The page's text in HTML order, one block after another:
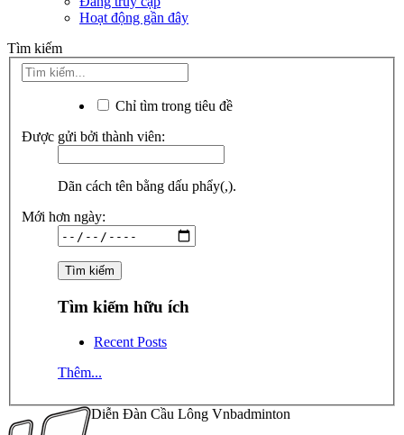
Hoạt động gần đây
Tìm kiếm
Chỉ tìm trong tiêu đề
Được gửi bởi thành viên:
Dãn cách tên bằng dấu phẩy(,).
Mới hơn ngày:
Tìm kiếm hữu ích
Recent Posts
Thêm...
Diễn Đàn Cầu Lông Vnbadminton